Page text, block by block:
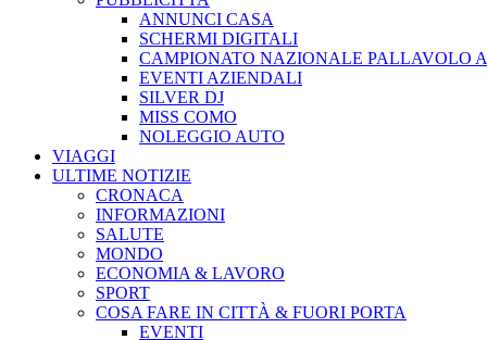
ANNUNCI CASA
SCHERMI DIGITALI
CAMPIONATO NAZIONALE PALLAVOLO
EVENTI AZIENDALI
SILVER DJ
MISS COMO
NOLEGGIO AUTO
VIAGGI
ULTIME NOTIZIE
CRONACA
INFORMAZIONI
SALUTE
MONDO
ECONOMIA & LAVORO
SPORT
COSA FARE IN CITTÀ & FUORI PORTA
EVENTI